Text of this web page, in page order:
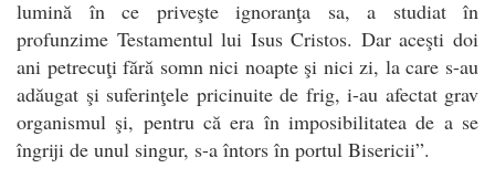
lumină în ce priveşte ignoranţa sa, a studiat în
profunzime Testamentul lui Isus Cristos. Dar aceşti doi
ani petrecuţi fără somn nici noapte şi nici zi, la care s-au
adăugat şi suferinţele pricinuite de frig, i-au afectat grav
organismul şi, pentru că era în imposibilitatea de a se
îngriji de unul singur, s-a întors în portul Bisericii”.